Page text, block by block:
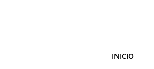
INICIO